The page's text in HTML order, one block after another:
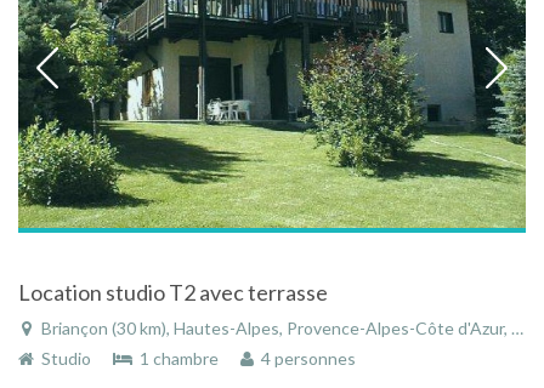
Location studio T2 avec terrasse
Briançon (30 km), Hautes-Alpes, Provence-Alpes-Côte d'Azur, France
Studio
1 chambre 4 personnes